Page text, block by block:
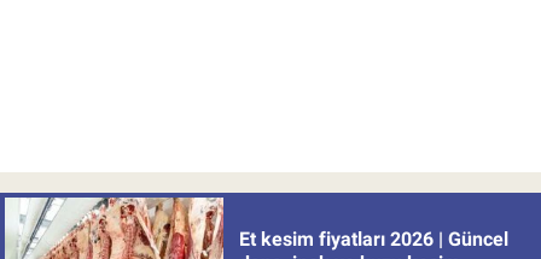
Et kesim fiyatları 2026 | Güncel